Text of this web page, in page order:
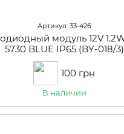
Артикул: 33-426
модуль 12V
5730 BLUE IP65 (BY-018/3)
100 грн
В наличии